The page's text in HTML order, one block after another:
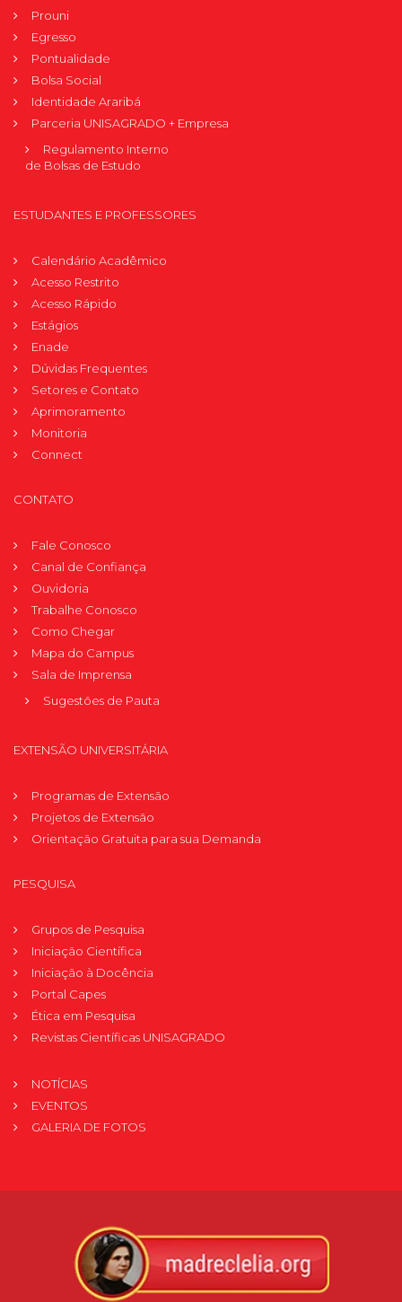
Prouni
Egresso
Pontualidade
Bolsa Social
Identidade Araribá
Parceria UNISAGRADO + Empresa
Regulamento Interno
de Bolsas de Estudo
ESTUDANTES E PROFESSORES
Calendário Acadêmico
Acesso Restrito
Acesso Rápido
Estágios
Enade
Dúvidas Frequentes
Setores e Contato
Aprimoramento
Monitoria
Connect
CONTATO
Fale Conosco
Canal de Confiança
Ouvidoria
Trabalhe Conosco
Como Chegar
Mapa do Campus
Sala de Imprensa
Sugestões de Pauta
EXTENSÃO UNIVERSITÁRIA
Programas de Extensão
Projetos de Extensão
Orientação Gratuita para sua Demanda
PESQUISA
Grupos de Pesquisa
Iniciação Científica
Iniciação à Docência
Portal Capes
Ética em Pesquisa
Revistas Científicas UNISAGRADO
NOTÍCIAS
EVENTOS
GALERIA DE FOTOS